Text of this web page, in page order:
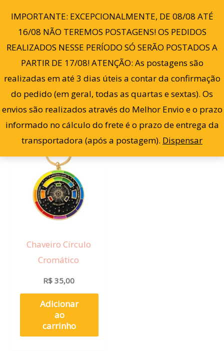
IMPORTANTE: EXCEPCIONALMENTE, DE 08/08 ATÉ
16/08 NÃO TEREMOS POSTAGENS! OS PEDIDOS
REALIZADOS NESSE PERÍODO SÓ SERÃO POSTADOS A
PARTIR DE 17/08! ATENÇÃO: As postagens são
realizadas em até 3 dias úteis a contar da confirmação
do pedido (em geral, todas as quartas e sextas). Os
envios são realizados através do Melhor Envio e o prazo
informado no cálculo do frete é o prazo de entrega da
transportadora (após a postagem). Dispensar
para
conteúdo
0
Filter Exibindo um único resultado
Chaveiro Círculo
Cromático
R$35,00
Adicionar
ao
carrinho